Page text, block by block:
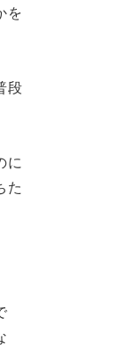
を
段
に
た